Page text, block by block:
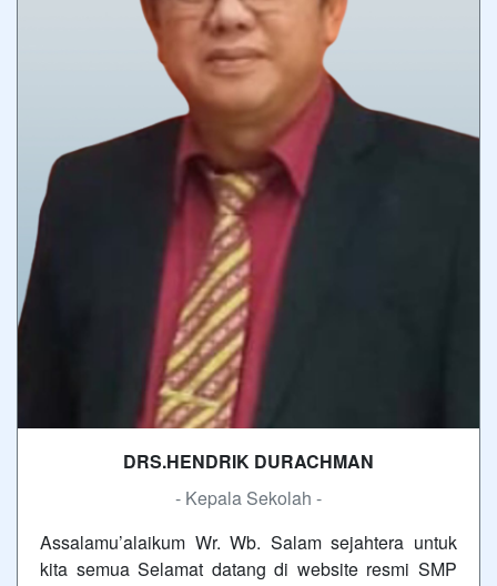
DRS.HENDRIK DURACHMAN
- Kepala Sekolah -
Assalamu’alaikum Wr. Wb. Salam sejahtera untuk
kita semua Selamat datang di website resmi SMP